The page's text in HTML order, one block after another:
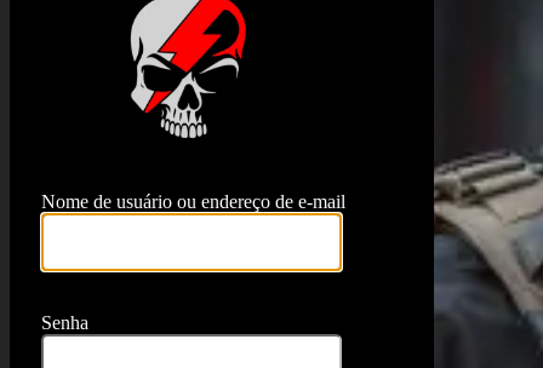
Nome de usuário ou endereço de e-mail
Senha